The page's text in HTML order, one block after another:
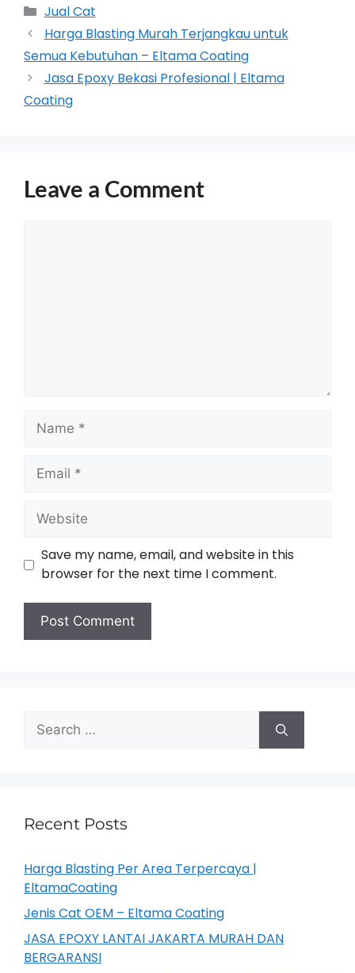
Jual Cat
Harga Blasting Murah Terjangkau untuk
Semua Kebutuhan – Eltama Coating
Jasa Epoxy Bekasi Profesional | Eltama
Coating
Leave a Comment
Save my name, email, and website in this
browser for the next time I comment.
Recent Posts
Harga Blasting Per Area Terpercaya |
EltamaCoating
Jenis Cat OEM – Eltama Coating
JASA EPOXY LANTAI JAKARTA MURAH DAN
BERGARANSI